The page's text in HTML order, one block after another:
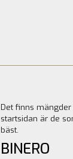
Det finns
startsidan är de
bäst.
BINERO